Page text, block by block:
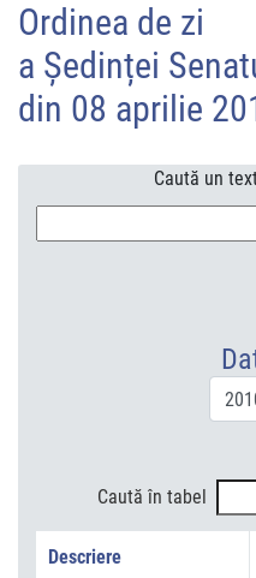
Ordinea de zi
a Ședinței
din 08 aprilie
Caută un
Caută în tabel
Descriere